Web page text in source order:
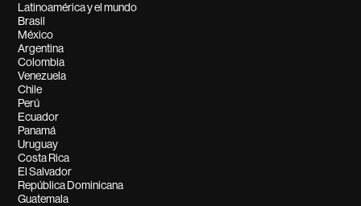
Latinoamérica y el mundo
Brasil
México
Argentina
Colombia
Venezuela
Chile
Perú
Ecuador
Panamá
Uruguay
Costa Rica
El Salvador
República Dominicana
Guatemala